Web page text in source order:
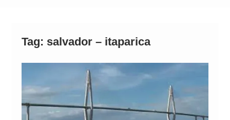
Tag: salvador – itaparica